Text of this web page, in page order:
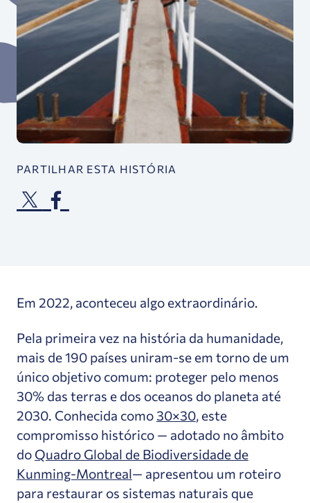
PARTILHAR ESTA HISTÓRIA
Em 2022, aconteceu algo extraordinário.
Pela primeira vez na história da humanidade,
mais de 190 países uniram-se em torno de um
único objetivo comum: proteger pelo menos
30% das terras e dos oceanos do planeta até
2030. Conhecida como 30×30, este
compromisso histórico — adotado no âmbito
do Quadro Global de Biodiversidade de
Kunming-Montreal— apresentou um roteiro
para restaurar os sistemas naturais que